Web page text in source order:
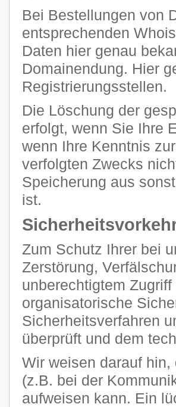
Bei Bestellungen von
entsprechenden
Daten hier genau
Domainendung. Hier
Registrierungsstellen.
Die Löschung der
erfolgt, wenn Sie Ihre
wenn Ihre Kenntnis
verfolgten Zwecks
Speicherung aus
ist.
Zum Schutz Ihrer bei
Zerstörung,
unberechtigtem
organisatorische
Sicherheitsverfahren
überprüft und dem
Wir weisen darauf
(z.B. bei der
aufweisen kann. Ein